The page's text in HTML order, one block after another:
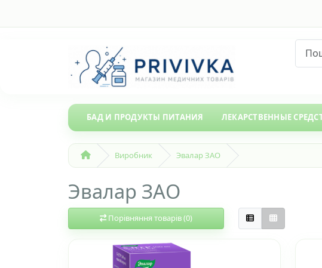
БАД И ПРОДУКТЫ ПИТАНИЯ ЛЕКАРСТВЕННЫЕ
Виробник Эвалар ЗАО
Эвалар ЗАО
Порівняння товарів (0)